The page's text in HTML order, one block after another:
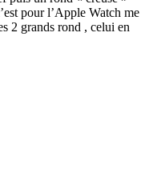
pour l’Apple Watch me
2 grands rond , celui en